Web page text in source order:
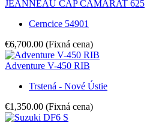
JEANNEAU CAP CAMARAT 625
Cerncice 54901
€6,700.00 (Fixná cena)
Adventure V-450 RIB
Trstená - Nové Ústie
€1,350.00 (Fixná cena)